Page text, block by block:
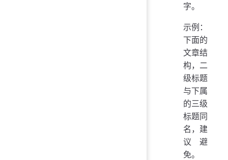
字。
示例：
下面的
文章结
构，二
级标题
与下属
的三级
标题同
名，建
议避
免。